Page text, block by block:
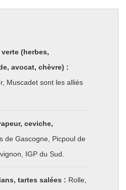
(herbes,
avocat, chèvre) :
Muscadet sont les alliés
ceviche,
de Gascogne, Picpoul de
IGP du Sud.
tartes salées : Rolle,